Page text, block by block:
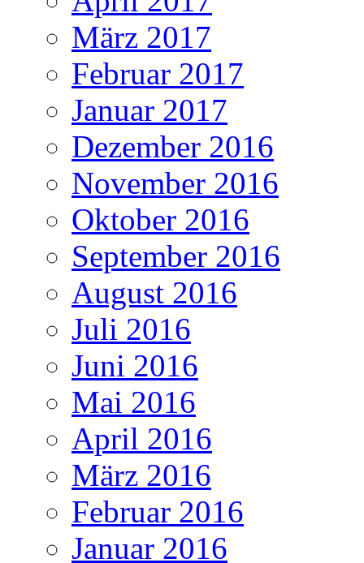
März 2017
Februar 2017
Januar 2017
Dezember 2016
November 2016
Oktober 2016
September 2016
August 2016
Juli 2016
Juni 2016
Mai 2016
April 2016
März 2016
Februar 2016
Januar 2016